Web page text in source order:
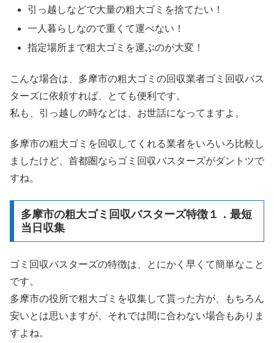
引っ越しなどで大量の粗大ゴミを捨てたい！
一人暮らしなので重くて運べない！
指定場所まで粗大ゴミを運ぶのが大変！
こんな場合は、多摩市の粗大ゴミの回収業者ゴミ回収バス
ターズに依頼すれば、とても便利です。
私も、引っ越しの時などは、お世話になってますよ。
多摩市の粗大ゴミを回収してくれる業者をいろいろ比較し
ましたけど、首都圏ならゴミ回収バスターズがダントツで
すね。
多摩市の粗大ゴミ回収バスターズ特徴１．最短
当日収集
ゴミ回収バスターズの特徴は、とにかく早くて簡単なこと
です。
多摩市の役所で粗大ゴミを収集して貰った方が、もちろん
安いとは思いますが、それでは間に合わない場合もありま
すよね。